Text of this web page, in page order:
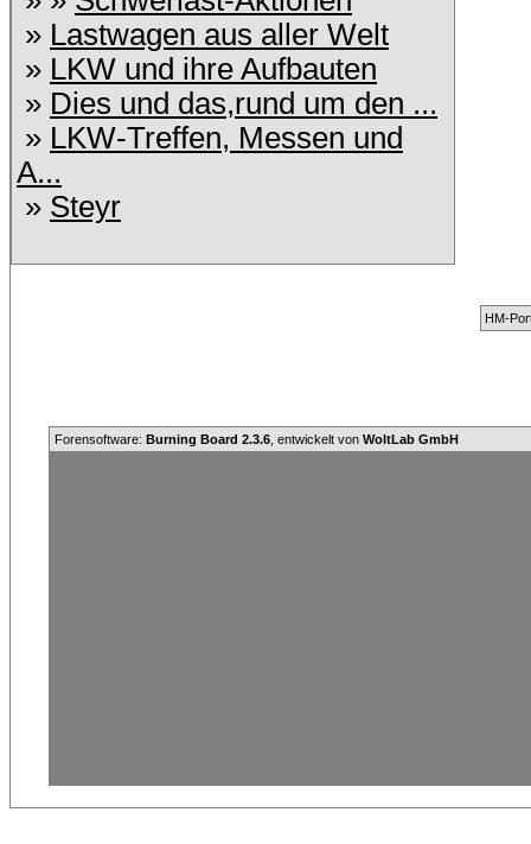
» Lastwagen aus aller Welt
» LKW und ihre Aufbauten
» Dies und das,rund um den ...
» LKW-Treffen, Messen und
A...
» Steyr
HM-
Forensoftware: Burning Board 2.3.6 , entwickelt von WoltLab GmbH